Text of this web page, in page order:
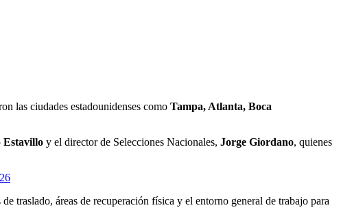
las ciudades estadounidenses como Tampa, Atlanta, Boca
Estavillo y el director de Selecciones Nacionales, Jorge Giordano, quienes
traslado, áreas de recuperación física y el entorno general de trabajo para